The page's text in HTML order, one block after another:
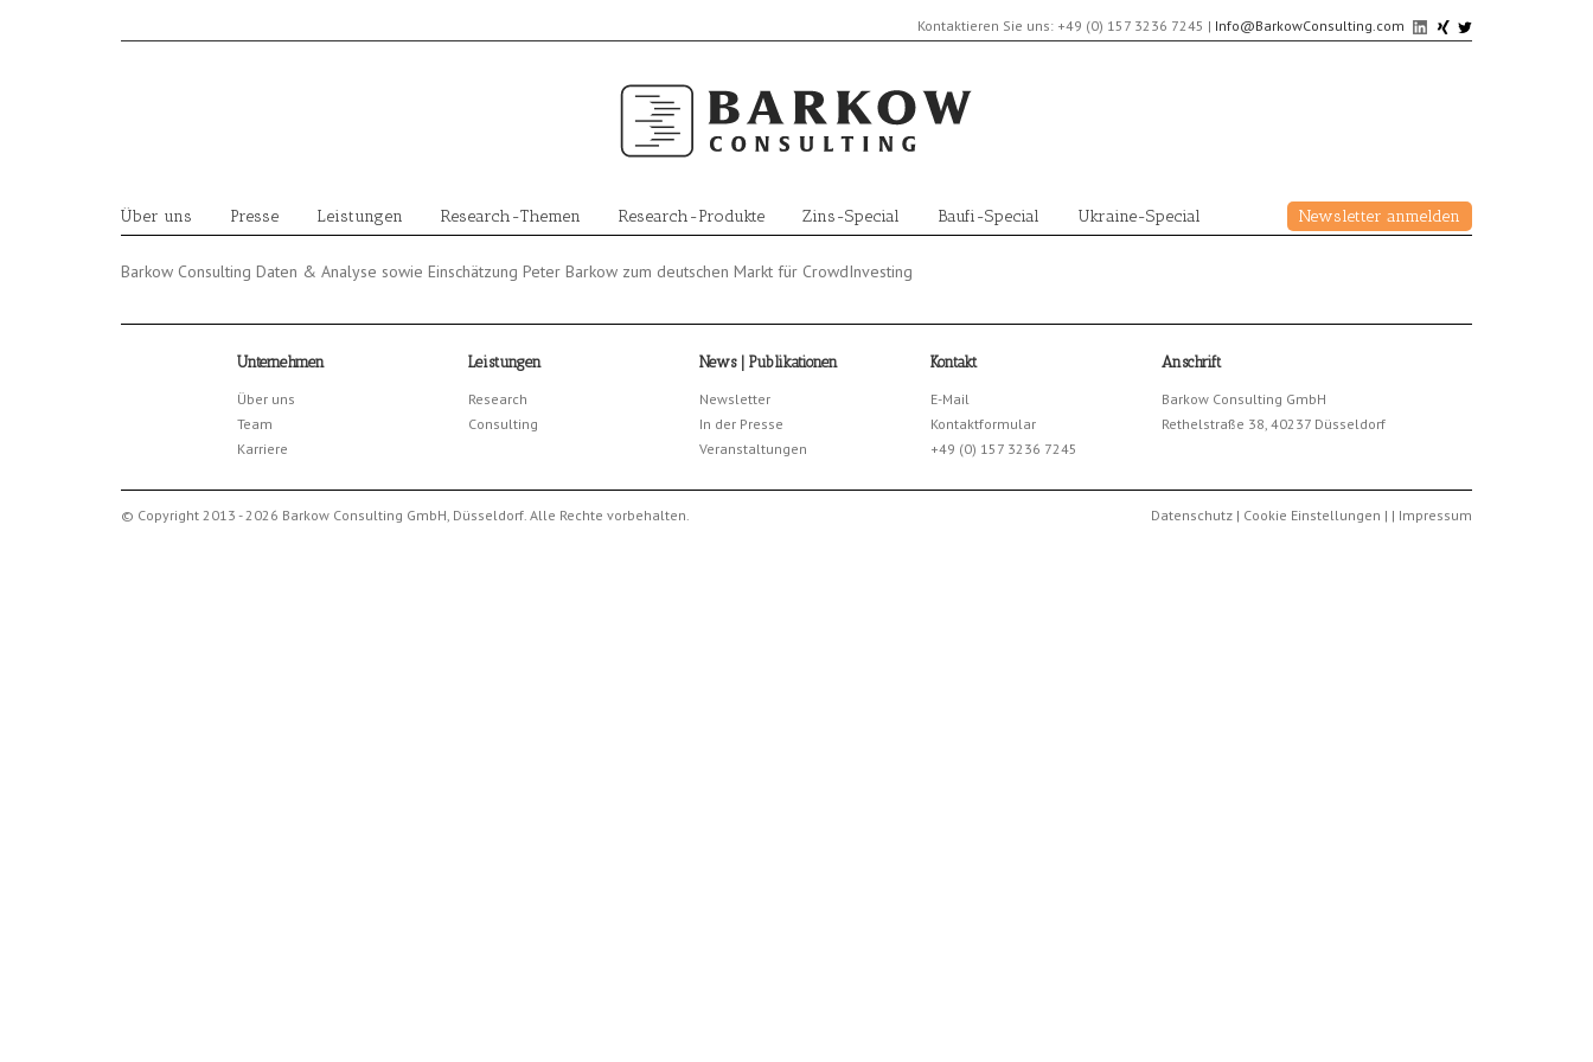
Kontaktieren Sie uns: +49 (0) 157 3236 7245 | Info@BarkowConsulting.com
Über uns Presse Leistungen Research-Themen Research-Produkte Zins-Special Baufi-Special Ukraine-Special Newsletter anmelden
Barkow Consulting Daten & Analyse sowie Einschätzung Peter Barkow zum deutschen Markt für CrowdInvesting
Unternehmen
Über uns
Team
Karriere
Leistungen
Research
Consulting
News | Publikationen
Newsletter
In der Presse
Veranstaltungen
Kontakt
E-Mail
Kontaktformular
+49 (0) 157 3236 7245
Anschrift
Barkow Consulting GmbH
Rethelstraße 38, 40237 Düsseldorf
© Copyright 2013 - 2026 Barkow Consulting GmbH, Düsseldorf. Alle Rechte vorbehalten. Datenschutz | Cookie Einstellungen | | Impressum